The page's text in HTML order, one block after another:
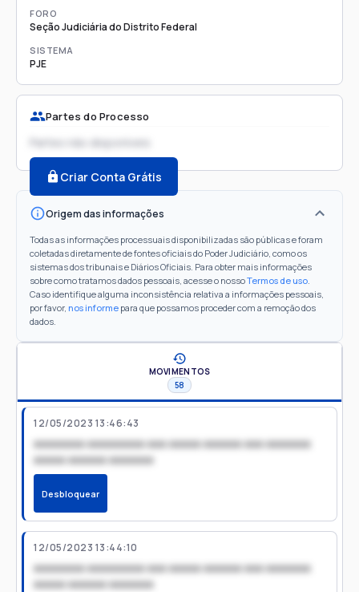
FORO
Seção Judiciária do Distrito Federal
SISTEMA
PJE
Partes do Processo
Partes não disponíveis
Criar Conta Grátis
Origem das informações
Todas as informações processuais disponibilizadas são públicas e foram
coletadas diretamente de fontes oficiais do Poder Judiciário, como os
sistemas dos tribunais e Diários Oficiais. Para obter mais informações
sobre como tratamos dados pessoais, acesse o nossoTermos de uso.
Caso identifique alguma inconsistência relativa a informações pessoais,
por favor, nos informe para que possamos proceder com a remoção dos
dados.
MOVIMENTOS
58
12/05/2023 13:46:43
xxxxxxxx xxxxxxxxx xxx xxxxx xxxxxx xxx xxxxxxx
xxxxx xxxxxx xxxxxxx
Desbloquear
12/05/2023 13:44:10
xxxxxxxx xxxxxxxxx xxx xxxxx xxxxxx xxx xxxxxxx
xxxxx xxxxxx xxxxxxx